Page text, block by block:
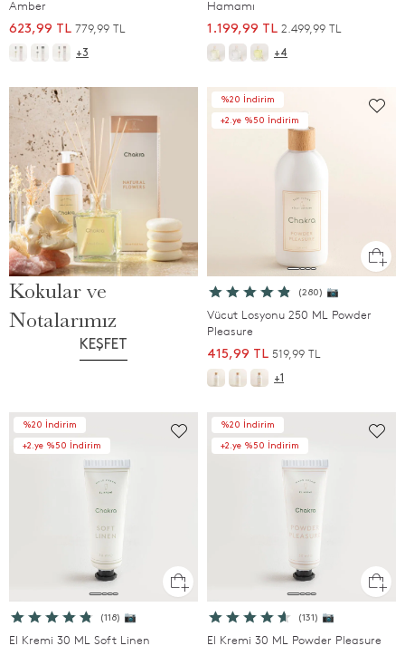
Amber
623,99 TL 779,99 TL
+3
Hamamı
1.199,99 TL 2.499,99 TL
+4
Kokular ve
Notalarımız
KEŞFET
%20 İndirim
+2.ye %50 İndirim
(280) 📷
Vücut Losyonu 250 ML Powder
Pleasure
415,99 TL 519,99 TL
+1
%20 İndirim
+2.ye %50 İndirim
(118) 📷
El Kremi 30 ML Soft Linen
%20 İndirim
+2.ye %50 İndirim
(131) 📷
El Kremi 30 ML Powder Pleasure